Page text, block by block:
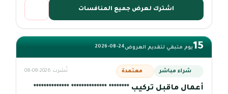
اشترك لعرض جميع المنافسات
15يوم متبقي لتقديم العروض2026-08-24
شراء مباشر معتمدة نُشرت 2026-08-08
أعمال ماقبل تركيب ******** ************** **************